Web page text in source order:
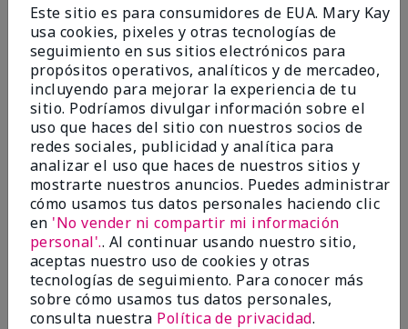
Más de $18 millones donados a nivel
global desde 2008 para impulsar la
investigación contra el cáncer, erradicar
la violencia doméstica, promover el
empoderamiento económico y
transformar comunidades.
Este sitio es para consumidores de EUA. Mary Kay
usa cookies, pixeles y otras tecnologías de
seguimiento en sus sitios electrónicos para
propósitos operativos, analíticos y de mercadeo,
incluyendo para mejorar la experiencia de tu
sitio. Podríamos divulgar información sobre el
uso que haces del sitio con nuestros socios de
redes sociales, publicidad y analítica para
analizar el uso que haces de nuestros sitios y
mostrarte nuestros anuncios. Puedes administrar
cómo usamos tus datos personales haciendo clic
en 'No vender ni compartir mi información
personal'.. Al continuar usando nuestro sitio,
aceptas nuestro uso de cookies y otras
tecnologías de seguimiento. Para conocer más
sobre cómo usamos tus datos personales,
consulta nuestra Política de privacidad.